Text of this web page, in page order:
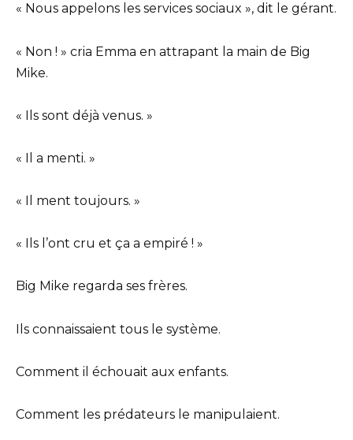
« Nous appelons les services sociaux », dit le gérant.
« Non ! » cria Emma en attrapant la main de Big
Mike.
« Ils sont déjà venus. »
« Il a menti. »
« Il ment toujours. »
« Ils l’ont cru et ça a empiré ! »
Big Mike regarda ses frères.
Ils connaissaient tous le système.
Comment il échouait aux enfants.
Comment les prédateurs le manipulaient.